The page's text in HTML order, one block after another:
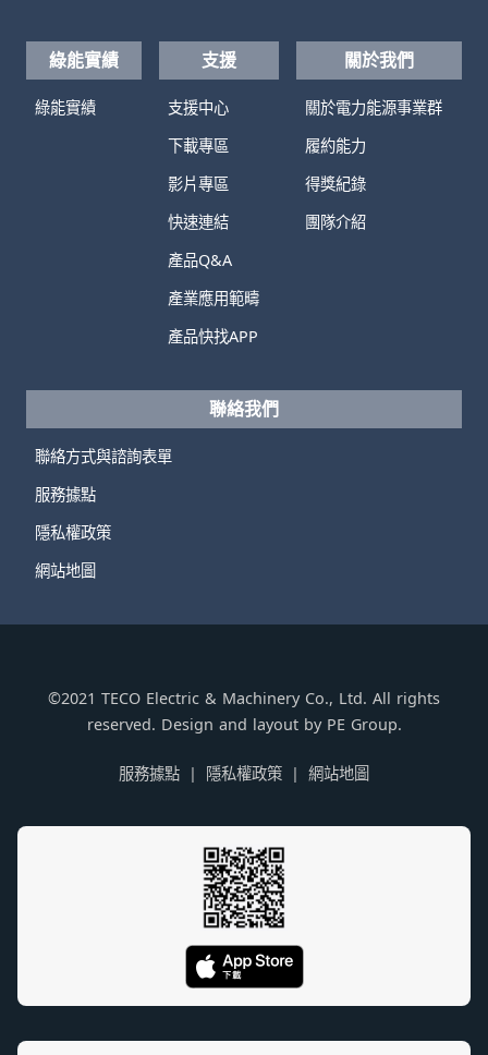
綠能實績
綠能實績
支援
支援中心
下載專區
影片專區
快速連結
產品Q&A
產業應用範疇
產品快找APP
關於我們
關於電力能源事業群
履約能力
得獎紀錄
團隊介紹
聯絡我們
聯絡方式與諮詢表單
服務據點
隱私權政策
網站地圖
©2021 TECO Electric & Machinery Co., Ltd. All rights
reserved. Design and layout by PE Group.
服務據點 隱私權政策 網站地圖